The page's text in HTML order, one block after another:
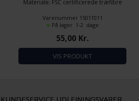
Materiale: FSC certificerede træfibre
Borddækning med glamour
Størrelse: 120x180 cm.
Farve: Royal Blå
Billedet er vejledende. Farven er den samme
farve som Mank Airlaid middagsservietter 40x40
Varenummer 15011011
På lager 1-2 dage
55,00 Kr.
VIS PRODUKT
KUNDESERVICE UDLEJNINGSVARER